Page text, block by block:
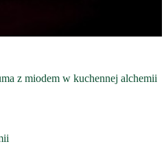
z miodem w kuchennej alchemii